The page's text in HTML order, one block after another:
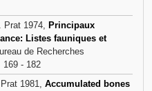
Prat 1974, Principaux
Listes fauniques et
de Recherches
169 - 182
1981, Accumulated bones